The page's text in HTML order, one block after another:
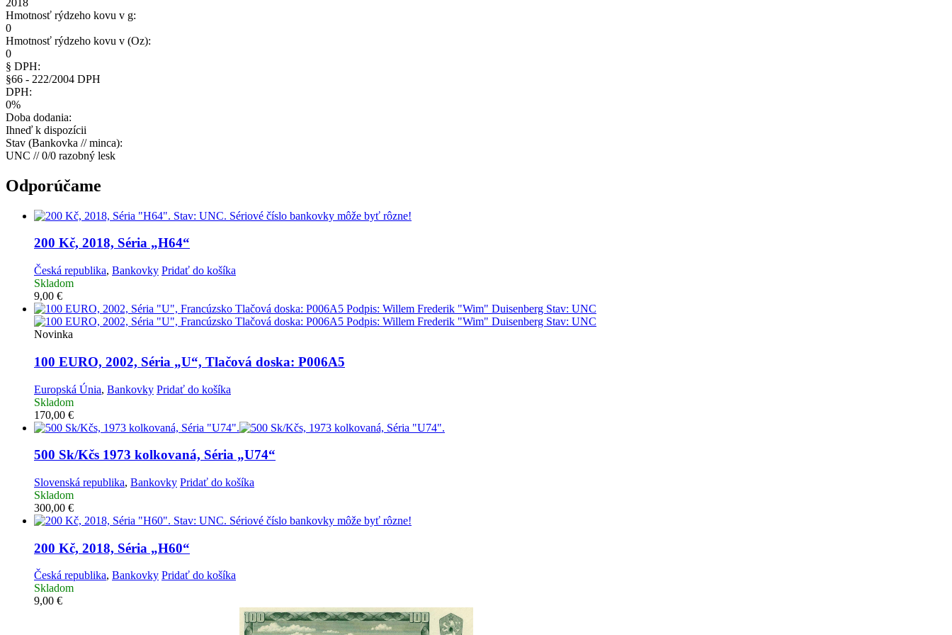
Hmotnosť rýdzeho kovu v g:
0
Hmotnosť rýdzeho kovu v (Oz):
0
§ DPH:
§66 - 222/2004 DPH
DPH:
0%
Doba dodania:
Ihneď k dispozícii
Stav (Bankovka // minca):
UNC // 0/0 razobný lesk
Odporúčame
200 Kč, 2018, Séria „H64“
Česká republika, Bankovky Pridať do košíka
Skladom
9,00 €
Novinka
100 EURO, 2002, Séria „U“, Tlačová doska: P006A5
Europská Únia, Bankovky Pridať do košíka
Skladom
170,00 €
500 Sk/Kčs 1973 kolkovaná, Séria „U74“
Slovenská republika, Bankovky Pridať do košíka
Skladom
300,00 €
200 Kč, 2018, Séria „H60“
Česká republika, Bankovky Pridať do košíka
Skladom
9,00 €